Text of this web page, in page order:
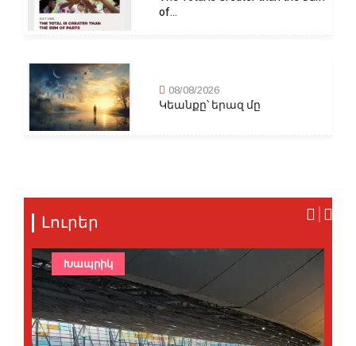
of...
08/08/2026
Կեանքը՝ երազ մը
Լուրեր
Խապրիկ